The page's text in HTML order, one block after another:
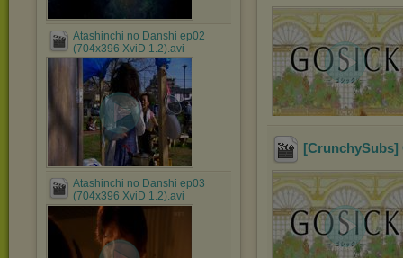
Atashinchi no Danshi ep02
(704x396 XviD 1.2).avi
Atashinchi no Danshi ep03
(704x396 XviD 1.2).avi
[CrunchySubs]